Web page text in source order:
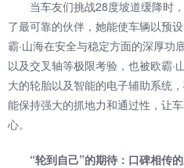
当车友们挑战28度坡道缓降时，
了最可靠的伙伴，她能使车辆以预
霸·山海在安全与稳定方面的深厚功
以及交叉轴等极限考验，也被欧霸·
大的轮胎以及智能的电子辅助系统
能保持强大的抓地力和通过性，让
心。
“轮到自己”的期待：口碑相传